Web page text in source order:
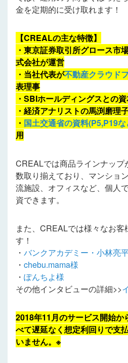
金を定期的に受け取れます！
【CREALの主な特徴】
・東京証券取引所グロース市
式会社が運営
・当社代表が不動産クラウド
表理事
・SBIホールディングスとの
・経済アナリストの馬渕磨理
・ 国土交通省の資料(P5,P19な
用
CREALでは商品ラインナップ
数取り揃えており、マンショ
流施設、オフィスなど、個人
資できます。
また、CREALでは様々なお客
す！
・ バンクアカデミー・小林亮
・ chebu.mama様
・ ぽんちよ様
その他インタビューの詳細>>
2018年11月のサービス開始か
べて遅延なく想定利回りで支
いません。※